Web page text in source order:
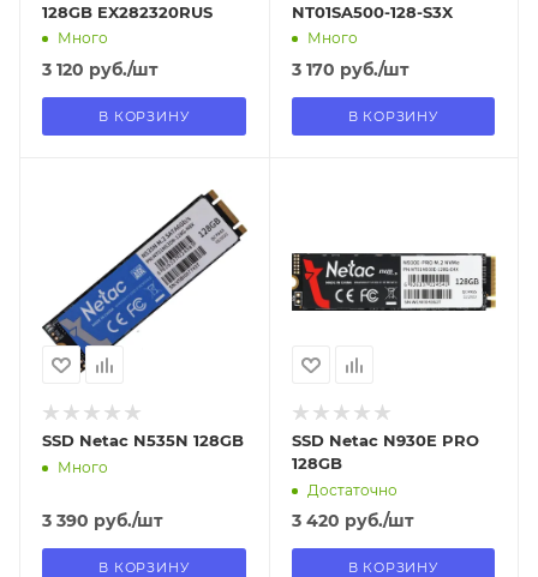
128GB EX282320RUS
Много
3 120 руб./шт
В КОРЗИНУ
NT01SA500-128-S3X
Много
3 170 руб./шт
В КОРЗИНУ
В наличии в пункте
самовывоза
Нет
SSD Netac N535N 128GB
Много
3 390 руб./шт
В КОРЗИНУ
В наличии в пункте
самовывоза
Нет
SSD Netac N930E PRO
128GB
Достаточно
3 420 руб./шт
В КОРЗИНУ